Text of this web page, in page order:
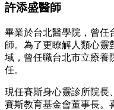
許添盛醫師
畢業於台北醫學院，曾任
師。為了更瞭解人類心靈
域，曾任職台北市立療養
任。
現任賽斯身心靈診所院長
賽斯教育基金會董事長。